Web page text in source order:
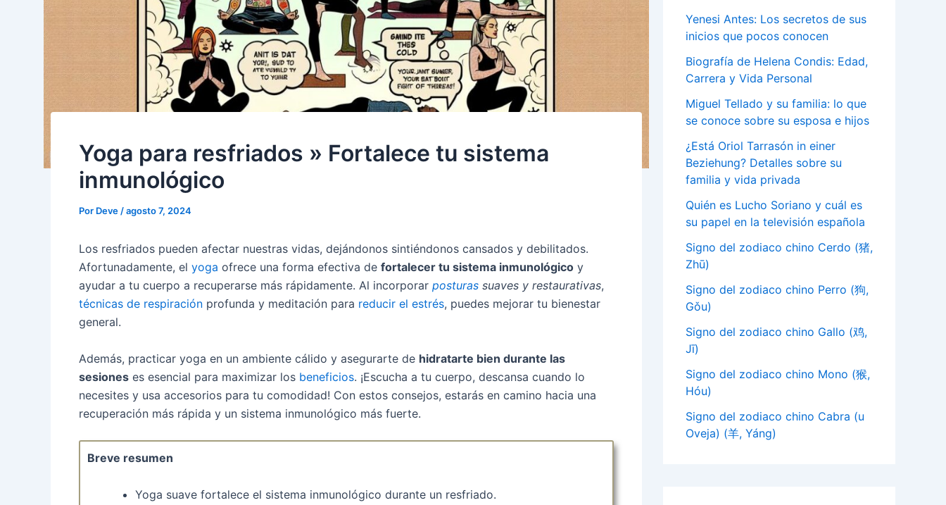
Yoga para resfriados » Fortalece tu sistema
inmunológico
Por Deve/agosto 7, 2024
Los resfriados pueden afectar nuestras vidas, dejándonos sintiéndonos cansados y debilitados.
Afortunadamente, el yoga ofrece una forma efectiva de fortalecer tu sistema inmunológico y
ayudar a tu cuerpo a recuperarse más rápidamente. Al incorporar posturas suaves y restaurativas,
técnicas de respiración profunda y meditación para reducir el estrés, puedes mejorar tu bienestar
general.
Además, practicar yoga en un ambiente cálido y asegurarte de hidratarte bien durante las
sesiones es esencial para maximizar los beneficios. ¡Escucha a tu cuerpo, descansa cuando lo
necesites y usa accesorios para tu comodidad! Con estos consejos, estarás en camino hacia una
recuperación más rápida y un sistema inmunológico más fuerte.
Breve resumen
Yoga suave fortalece el sistema inmunológico durante un resfriado.
Yenesi Antes: Los secretos de sus
inicios que pocos conocen
Biografía de Helena Condis: Edad,
Carrera y Vida Personal
Miguel Tellado y su familia: lo que
se conoce sobre su esposa e hijos
¿Está Oriol Tarrasón in einer
Beziehung? Detalles sobre su
familia y vida privada
Quién es Lucho Soriano y cuál es
su papel en la televisión española
Signo del zodiaco chino Cerdo (猪,
Zhū)
Signo del zodiaco chino Perro (狗,
Gǒu)
Signo del zodiaco chino Gallo (鸡,
Jī)
Signo del zodiaco chino Mono (猴,
Hóu)
Signo del zodiaco chino Cabra (u
Oveja) (羊, Yáng)